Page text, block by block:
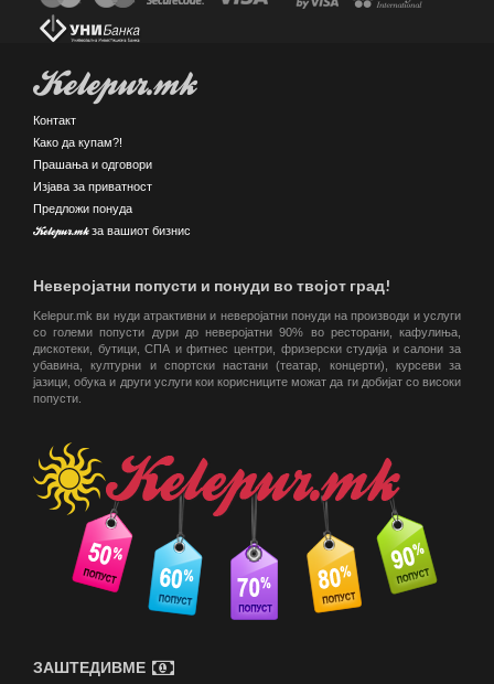
Kelepur.mk
Контакт
Како да купам?!
Прашања и одговори
Изјава за приватност
Предложи понуда
Kelepur.mk за вашиот бизнис
Неверојатни попусти и понуди во твојот град!
Kelepur.mk ви нуди атрактивни и неверојатни понуди на производи и услуги
со големи попусти дури до неверојатни 90% во ресторани, кафулиња,
дискотеки, бутици, СПА и фитнес центри, фризерски студија и салони за
убавина, културни и спортски настани (театар, концерти), курсеви за
јазици, обука и други услуги кои корисниците можат да ги добијат со високи
попусти.
ЗАШТЕДИВМЕ